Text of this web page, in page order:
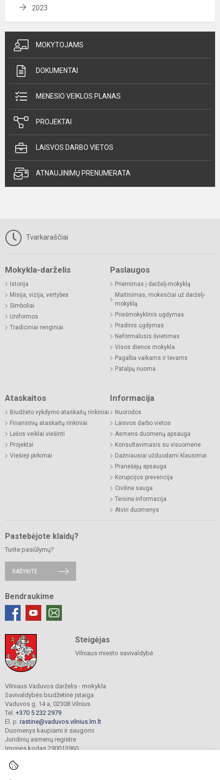
2023
MOKYTOJAMS
DOKUMENTAI
MĖNESIO VEIKLOS PLANAS
PROJEKTAI
LAISVOS DARBO VIETOS
ATNAUJINIMŲ PRENUMERATA
Tvarkaraščiai
Mokykla-darželis
Istorija
Misija, vizija, vertybės
Simboliai
Uniformos
Tradiciniai renginiai
Paslaugos
Priėmimas į darželį-mokyklą
Maitinimas, mokesčiai už darželį-
mokyklą
Priešmokyklinis ugdymas
Pradinis ugdymas
Neformalusis švietimas
Visos dienos mokykla
Pagalba vaikams ir tėvams
Patalpų nuoma
Ataskaitos
Biudžeto vykdymo ataskaitų rinkiniai
Finansinių ataskaitų rinkiniai
Lėšos veiklai viešinti
Projektai
Viešieji pirkimai
Informacija
Nuorodos
Laisvos darbo vietos
Asmens duomenų apsauga
Konsultavimasis su visuomene
Dažniausiai užduodami klausimai
Pranešėjų apsauga
Korupcijos prevencija
Civilinė sauga
Teisinė informacija
Atviri duomenys
Pastebėjote klaidų?
Turite pasiūlymų?
RAŠYKITE
Bendraukime
Steigėjas
Vilniaus miesto savivaldybė
Vilniaus Vaduvos darželis - mokykla
Savivaldybės biudžetinė įstaiga
Vaduvos g. 14 a, 02308 Vilnius
Tel. +370 5 232 2979
El. p. rastine@vaduvos.vilnius.lm.lt
Duomenys kaupiami ir saugomi
Juridinių asmenų registre
Įmonės kodas 290013960